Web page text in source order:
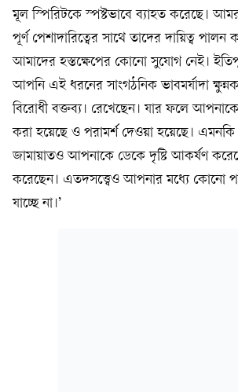
মূল স্পিরিটকে স্পষ্টভাবে ব্যাহত করেছে।
পূর্ণ পেশাদারিত্বের সাথে তাদের দায়িত্ব
আমাদের হস্তক্ষেপের কোনো সুযোগ নেই।
আপনি এই ধরনের সাংগঠনিক ভাবমর্যাদা
বিরোধী বক্তব্য। রেখেছেন। যার ফলে
করা হয়েছে ও পরামর্শ দেওয়া হয়েছে। এমনকি
জামায়াতও আপনাকে ডেকে দৃষ্টি আকর্ষণ
করেছেন। এতদসত্ত্বেও আপনার মধ্যে কোনো
যাচ্ছে না।’